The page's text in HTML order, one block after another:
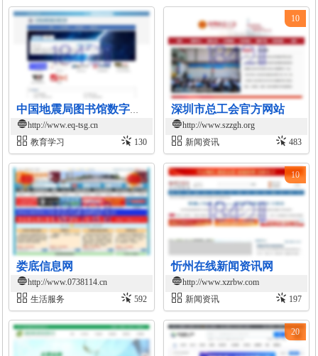
中国地震局图书馆数字资源平台
http://www.eq-tsg.cn
教育学习
130
深圳市总工会官方网站
http://www.szzgh.org
新闻资讯
483
10
娄底信息网
http://www.0738114.cn
生活服务
592
忻州在线新闻资讯网
http://www.xzrbw.com
新闻资讯
197
10
20